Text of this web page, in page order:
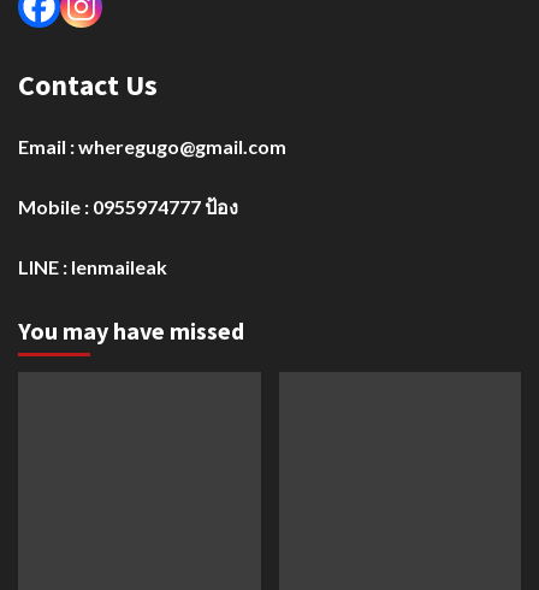
Contact Us
Email : wheregugo@gmail.com
Mobile : 0955974777 ป้อง
LINE : lenmaileak
You may have missed